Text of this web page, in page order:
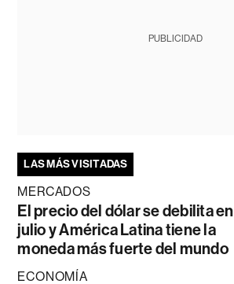
PUBLICIDAD
LAS MÁS VISITADAS
MERCADOS
El precio del dólar se debilita en
julio y América Latina tiene la
moneda más fuerte del mundo
ECONOMÍA